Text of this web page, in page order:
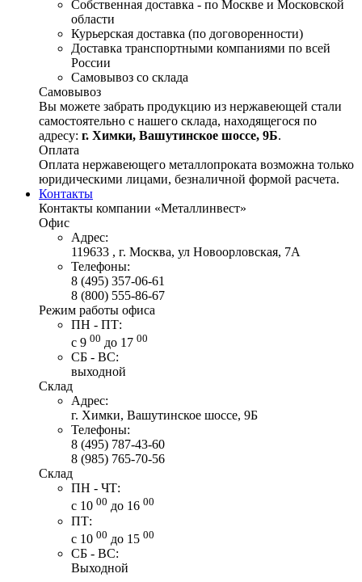
Собственная доставка - по Москве и Московской
области
Курьерская доставка (по договоренности)
Доставка транспортными компаниями по всей
России
Самовывоз со склада
Самовывоз
Вы можете забрать продукцию из нержавеющей стали
самостоятельно с нашего склада, находящегося по
адресу: г. Химки, Вашутинское шоссе, 9Б.
Оплата
Оплата нержавеющего металлопроката возможна только
юридическими лицами, безналичной формой расчета.
Контакты
Контакты компании «Металлинвест»
Офис
Адрес:
119633 , г. Москва, ул Новоорловская, 7А
Телефоны:
8 (495) 357-06-61
8 (800) 555-86-67
Режим работы офиса
ПН - ПТ:
с 9 00 до 17 00
СБ - ВС:
выходной
Склад
Адрес:
г. Химки, Вашутинское шоссе, 9Б
Телефоны:
8 (495) 787-43-60
8 (985) 765-70-56
Склад
ПН - ЧТ:
с 10 00 до 16 00
ПТ:
с 10 00 до 15 00
СБ - ВС:
Выходной